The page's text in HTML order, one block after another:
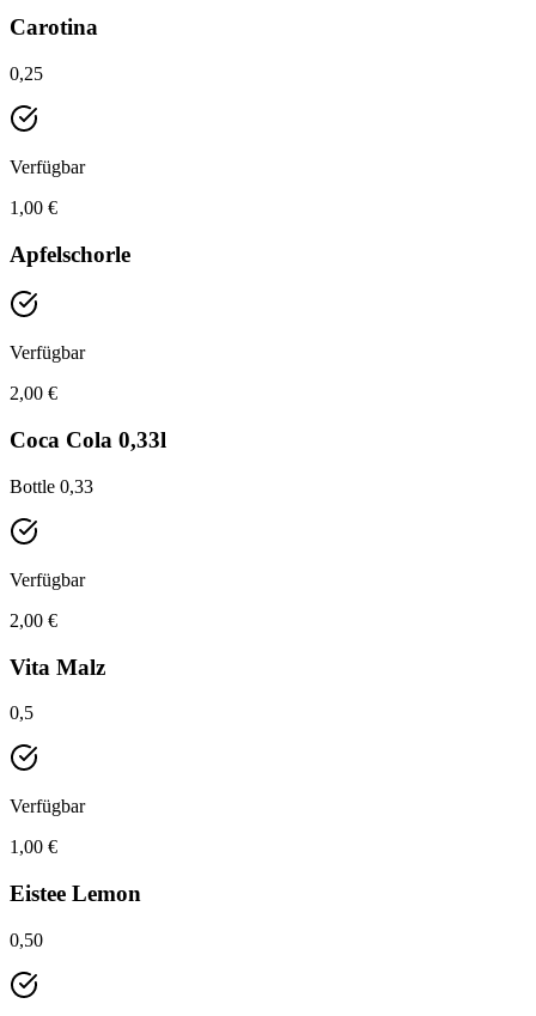
Carotina
0,25
Verfügbar
1,00 €
Apfelschorle
Verfügbar
2,00 €
Coca Cola 0,33l
Bottle 0,33
Verfügbar
2,00 €
Vita Malz
0,5
Verfügbar
1,00 €
Eistee Lemon
0,50